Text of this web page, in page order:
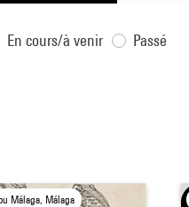
En cours/à venir Passé
Málaga, Málaga